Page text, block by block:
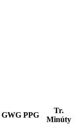
GWG PPG
Tr.
Minúty